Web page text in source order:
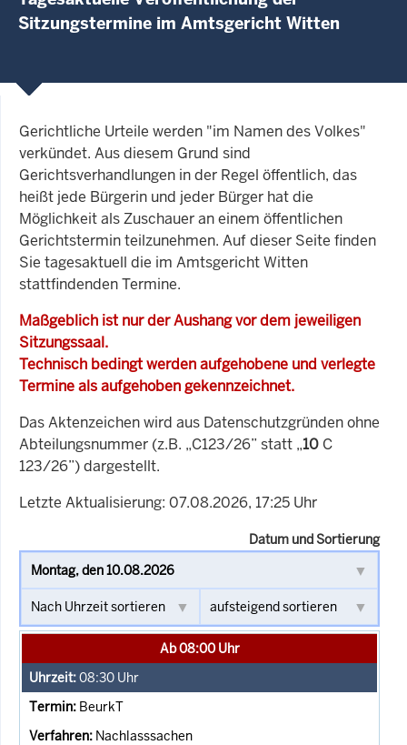
Sitzungstermine im Amtsgericht Witten
Gerichtliche Urteile werden "im Namen des Volkes"
verkündet. Aus diesem Grund sind
Gerichtsverhandlungen in der Regel öffentlich, das
heißt jede Bürgerin und jeder Bürger hat die
Möglichkeit als Zuschauer an einem öffentlichen
Gerichtstermin teilzunehmen. Auf dieser Seite finden
Sie tagesaktuell die im Amtsgericht Witten
stattfindenden Termine.
Maßgeblich ist nur der Aushang vor dem jeweiligen
Sitzungssaal.
Technisch bedingt werden aufgehobene und verlegte
Termine als aufgehoben gekennzeichnet.
Das Aktenzeichen wird aus Datenschutzgründen ohne
Abteilungsnummer (z.B. „C123/26” statt „10 C
123/26”) dargestellt.
Letzte Aktualisierung: 07.08.2026, 17:25 Uhr
Datum und Sortierung
Ab 08:00 Uhr
08:30 Uhr
BeurkT
Nachlasssachen